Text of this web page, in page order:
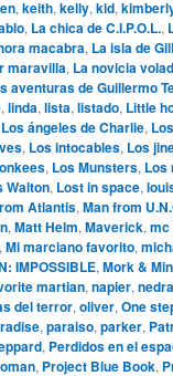
, keith, kelly, kid,
, La chica de C.I.P.O.L.,
macabra, La isla de
maravilla, La novicia
aventuras de Guillermo
, linda, lista, listado, Little
Los ángeles de Charlie,
, Los intocables, Los
, Los Munsters, Los
Walton, Lost in space,
Atlantis, Man from
, Matt Helm, Maverick, mc
, Mi marciano favorito,
IMPOSSIBLE, Mork &
martian, napier, nedra
del terror, oliver, One
, paraiso, parker,
, Perdidos en el
, Project Blue Book,